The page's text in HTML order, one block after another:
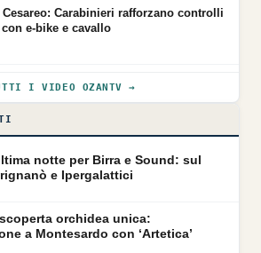
Cesareo: Carabinieri rafforzano controlli
e-bike e cavallo
I VIDEO OZANTV →
notte per Birra e Sound: sul
e Ipergalattici
orchidea unica:
a Montesardo con ‘Artetica’